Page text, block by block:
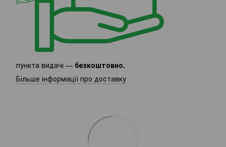
пункта видачі — безкоштовно.
Більше інформації про доставку